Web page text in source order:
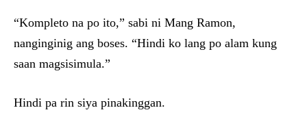
“Kompleto na po ito,” sabi ni Mang Ramon,
nanginginig ang boses. “Hindi ko lang po alam kung
saan magsisimula.”
Hindi pa rin siya pinakinggan.